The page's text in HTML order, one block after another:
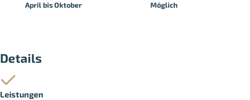
April bis Oktober Möglich
Details
Leistungen